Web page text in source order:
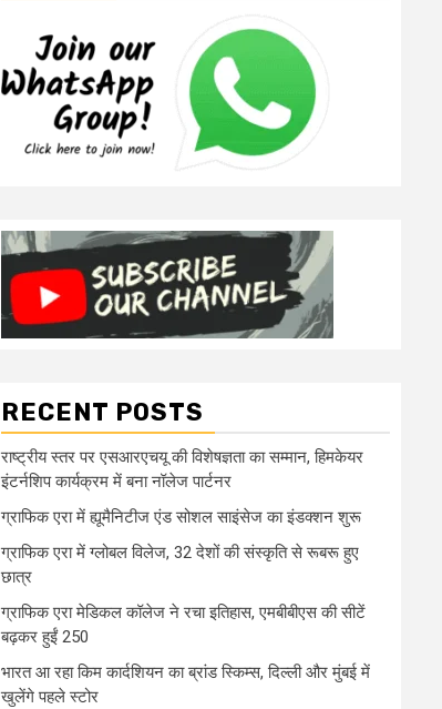
RECENT POSTS
राष्ट्रीय स्तर पर एसआरएचयू की विशेषज्ञता का सम्मान, हिमकेयर
इंटर्नशिप कार्यक्रम में बना नॉलेज पार्टनर
ग्राफिक एरा में ह्यूमैनिटीज एंड सोशल साइंसेज का इंडक्शन शुरू
ग्राफिक एरा में ग्लोबल विलेज, 32 देशों की संस्कृति से रूबरू हुए
छात्र
ग्राफिक एरा मेडिकल कॉलेज ने रचा इतिहास, एमबीबीएस की सीटें
बढ़कर हुईं 250
भारत आ रहा किम कार्दशियन का ब्रांड स्किम्स, दिल्ली और मुंबई में
खुलेंगे पहले स्टोर